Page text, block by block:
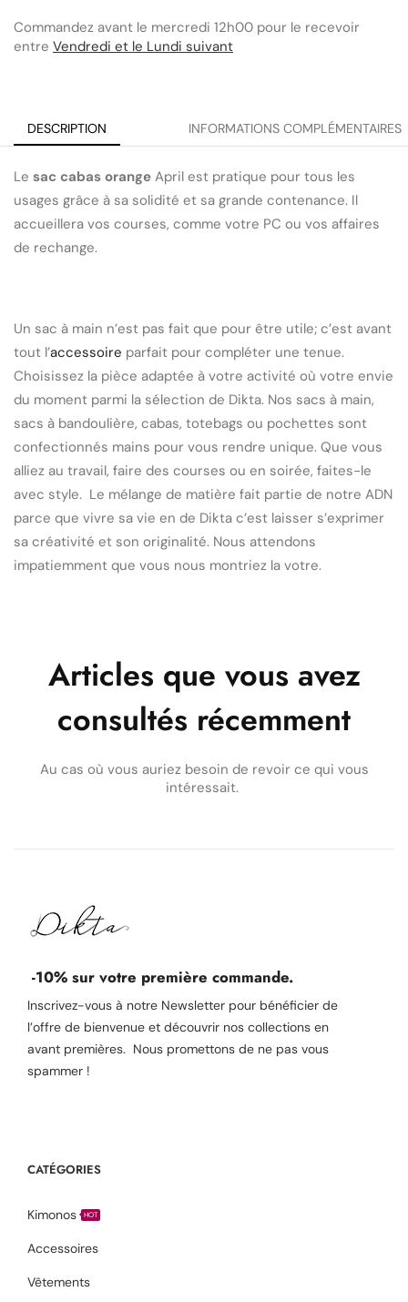
Commandez avant le mercredi 12h00 pour le recevoir
entre Vendredi et le Lundi suivant
DESCRIPTION INFORMATIONS COMPLÉMENTAIRES
Le sac cabas orange April est pratique pour tous les
usages grâce à sa solidité et sa grande contenance. Il
accueillera vos courses, comme votre PC ou vos affaires
de rechange.
Un sac à main n’est pas fait que pour être utile; c’est avant
tout l’accessoire parfait pour compléter une tenue.
Choisissez la pièce adaptée à votre activité où votre envie
du moment parmi la sélection de Dikta. Nos sacs à main,
sacs à bandoulière, cabas, totebags ou pochettes sont
confectionnés mains pour vous rendre unique. Que vous
alliez au travail, faire des courses ou en soirée, faites-le
avec style. Le mélange de matière fait partie de notre ADN
parce que vivre sa vie en de Dikta c’est laisser s’exprimer
sa créativité et son originalité. Nous attendons
impatiemment que vous nous montriez la votre.
Articles que vous avez
consultés récemment
Au cas où vous auriez besoin de revoir ce qui vous
intéressait.
-10% sur votre première commande.
Inscrivez-vous à notre Newsletter pour bénéficier de
l’offre de bienvenue et découvrir nos collections en
avant premières. Nous promettons de ne pas vous
spammer !
CATÉGORIES
Kimonos HOT
Accessoires
Vêtements